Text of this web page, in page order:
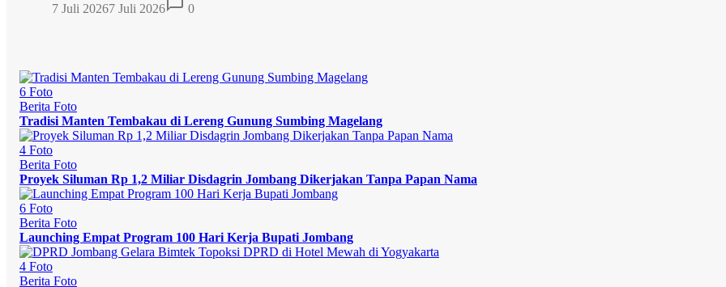
7 Juli 20267 Juli 2026 0
6 Foto
Berita Foto
Tradisi Manten Tembakau di Lereng Gunung Sumbing Magelang
4 Foto
Berita Foto
Proyek Siluman Rp 1,2 Miliar Disdagrin Jombang Dikerjakan Tanpa Papan Nama
6 Foto
Berita Foto
Launching Empat Program 100 Hari Kerja Bupati Jombang
4 Foto
Berita Foto